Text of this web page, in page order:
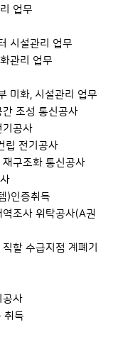
업무
시설관리 업무
관리 업무
미화, 시설관리 업무
조성 통신공사
기공사
립 전기공사
구조화 통신공사
)인증취득
조사 위탁공사(A권
할 수급지점 계폐기
공사
취득